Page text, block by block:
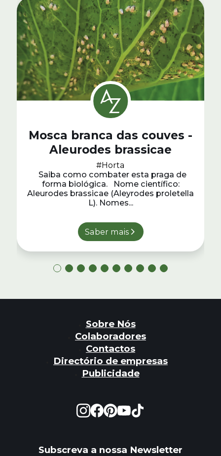
Mosca branca das couves -
Aleurodes brassicae
#Horta
Saiba como combater esta praga de
forma biológica. Nome científico:
Aleurodes brassicae (Aleyrodes proletella
L). Nomes...
Saber mais
Sobre Nós
Colaboradores
Contactos
Directório de empresas
Publicidade
Subscreva a nossa Newsletter